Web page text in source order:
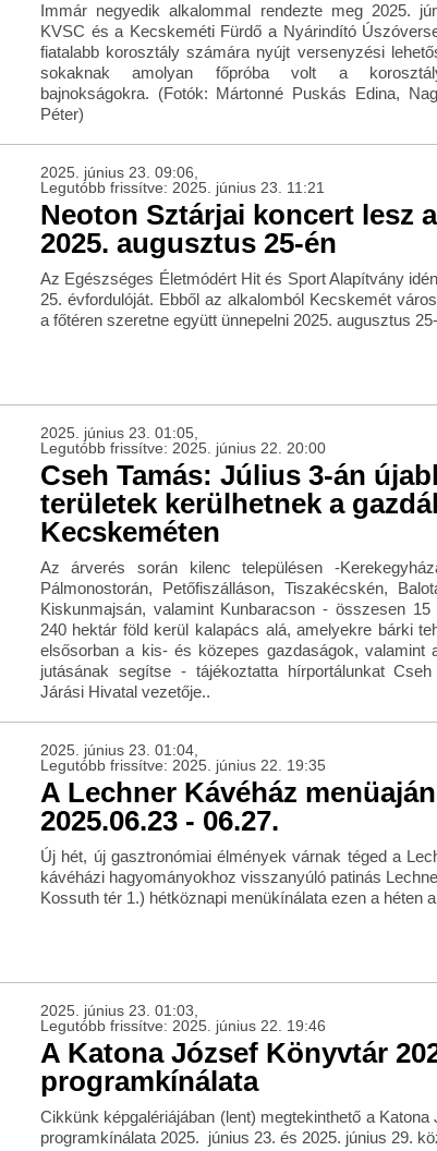
Immár negyedik alkalommal rendezte meg 2025.
KVSC és a Kecskeméti Fürdő a Nyárindító
fiatalabb korosztály számára nyújt versenyzési
sokaknak amolyan főpróba volt a
bajnokságokra. (Fotók: Mártonné Puskás Edina,
Péter)
2025. június 23. 09:06,
Legutóbb frissítve: 2025. június 23. 11:21
Neoton Sztárjai koncert lesz
2025. augusztus 25-én
Az Egészséges Életmódért Hit és Sport Alapítvány
25. évfordulóját. Ebből az alkalomból Kecskemét
a főtéren szeretne együtt ünnepelni 2025. augusztus
2025. június 23. 01:05,
Legutóbb frissítve: 2025. június 22. 20:00
Cseh Tamás: Július 3-án
területek kerülhetnek a
Kecskeméten
Az árverés során kilenc településen -
Pálmonostorán, Petőfiszálláson, Tiszakécskén,
Kiskunmajsán, valamint Kunbaracson - összesen
240 hektár föld kerül kalapács alá, amelyekre bárki
elsősorban a kis- és közepes gazdaságok, valamint
jutásának segítse - tájékoztatta hírportálunkat
Járási Hivatal vezetője..
2025. június 23. 01:04,
Legutóbb frissítve: 2025. június 22. 19:35
A Lechner Kávéház
2025.06.23 - 06.27.
Új hét, új gasztronómiai élmények várnak téged a
kávéházi hagyományokhoz visszanyúló patinás
Kossuth tér 1.) hétköznapi menükínálata ezen a héten
2025. június 23. 01:03,
Legutóbb frissítve: 2025. június 22. 19:46
A Katona József Könyvtár
programkínálata
Cikkünk képgalériájában (lent) megtekinthető a
programkínálata 2025. június 23. és 2025. június 29.